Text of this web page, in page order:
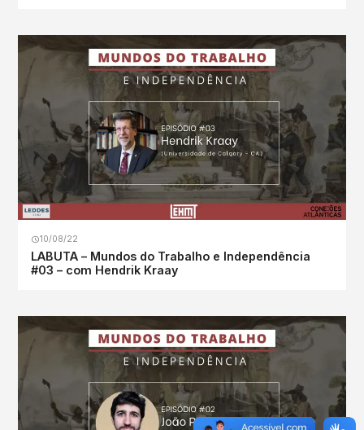
10/08/22
LABUTA – Mundos do Trabalho e Independência
#03 – com Hendrik Kraay